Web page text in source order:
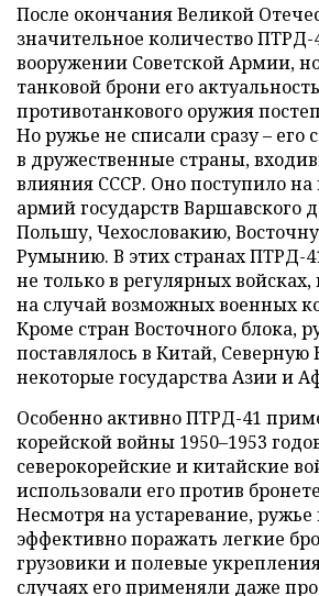
После окончания Великой
значительное количество ПТРД-
вооружении Советской Армии,
танковой брони его
противотанкового оружия
Но ружье не списали сразу – его
в дружественные страны,
влияния СССР. Оно поступило на
армий государств Варшавского
Польшу, Чехословакию,
Румынию. В этих странах ПТРД-
не только в регулярных
на случай возможных военных
Кроме стран Восточного блока,
поставлялось в Китай, Северную
некоторые государства Азии и
Особенно активно ПТРД-41
корейской войны 1950–1953
северокорейские и китайские
использовали его против
Несмотря на устаревание, ружье
эффективно поражать легкие
грузовики и полевые
случаях его применяли даже